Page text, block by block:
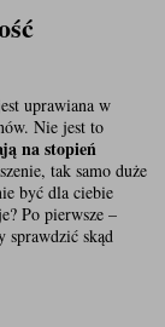
uprawiana w
Nie jest to
na stopień
tak samo duże
być dla ciebie
Po pierwsze –
sprawdzić skąd